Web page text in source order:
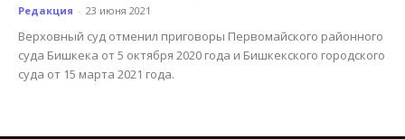
Редакция - 23 июня 2021
Верховный суд отменил приговоры Первомайского районного
суда Бишкека от 5 октября 2020 года и Бишкекского городского
суда от 15 марта 2021 года.